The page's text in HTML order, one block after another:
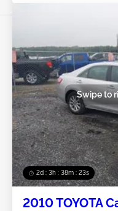
2d : 3h : 38m : 20s
Swipe to
2010 TOYOTA